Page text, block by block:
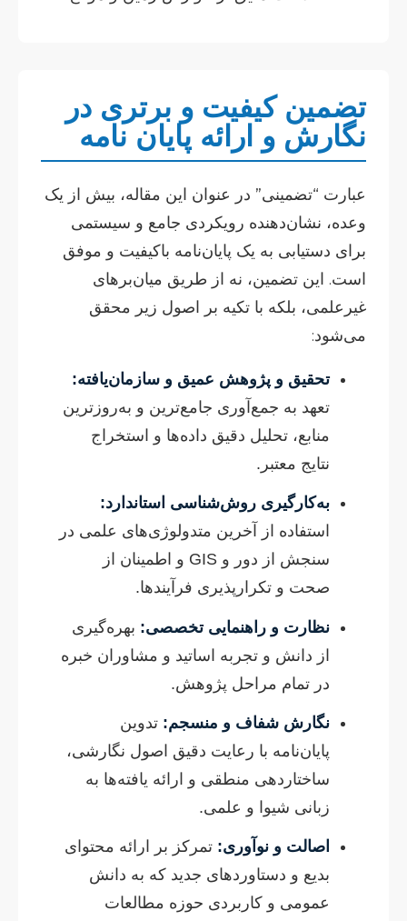
تضمین کیفیت و برتری در
نگارش و ارائه پایان نامه
عبارت “تضمینی” در عنوان این مقاله، بیش از یک
وعده، نشان‌دهنده رویکردی جامع و سیستمی
برای دستیابی به یک پایان‌نامه باکیفیت و موفق
است. این تضمین، نه از طریق میان‌برهای
غیرعلمی، بلکه با تکیه بر اصول زیر محقق
می‌شود:
تحقیق و پژوهش عمیق و سازمان‌یافته:
تعهد به جمع‌آوری جامع‌ترین و به‌روزترین
منابع، تحلیل دقیق داده‌ها و استخراج
نتایج معتبر.
به‌کارگیری روش‌شناسی استاندارد:
استفاده از آخرین متدولوژی‌های علمی در
سنجش از دور و GIS و اطمینان از
صحت و تکرارپذیری فرآیندها.
نظارت و راهنمایی تخصصی: بهره‌گیری
از دانش و تجربه اساتید و مشاوران خبره
در تمام مراحل پژوهش.
نگارش شفاف و منسجم: تدوین
پایان‌نامه با رعایت دقیق اصول نگارشی،
ساختاردهی منطقی و ارائه یافته‌ها به
زبانی شیوا و علمی.
اصالت و نوآوری: تمرکز بر ارائه محتوای
بدیع و دستاوردهای جدید که به دانش
عمومی و کاربردی حوزه مطالعات